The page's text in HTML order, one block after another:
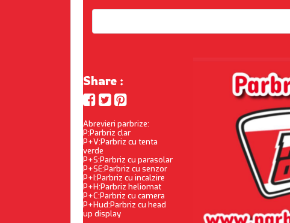
Share :
Abrevieri parbrize:
P:Parbriz clar
P+V:Parbriz cu tenta
verde
P+S:Parbriz cu parasolar
P+SE:Parbriz cu senzor
P+I:Parbriz cu incalzire
P+H:Parbriz heliomat
P+C:Parbriz cu camera
P+Hud:Parbriz cu head
up display